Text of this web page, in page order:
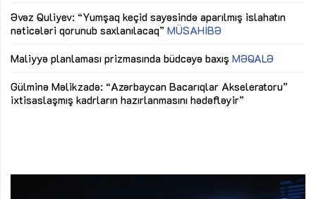
Əvəz Quliyev: “Yumşaq keçid sayəsində aparılmış islahatın
nəticələri qorunub saxlanılacaq” MÜSAHİBƏ
Maliyyə planlaması prizmasında büdcəyə baxış MƏQALƏ
Gülminə Məlikzadə: “Azərbaycan Bacarıqlar Akseleratoru”
ixtisaslaşmış kadrların hazırlanmasını hədəfləyir”